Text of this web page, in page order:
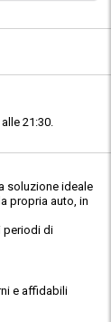
21:30.
soluzione ideale
propria auto, in
periodi di
e affidabili